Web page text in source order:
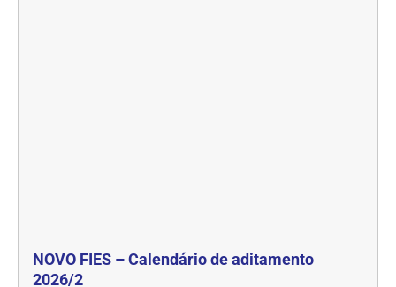
NOVO FIES – Calendário de aditamento
2026/2